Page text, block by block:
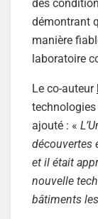
des
démontrant
manière
laboratoire
Le co-auteur
technologies
ajouté : «
découvertes
et il était
nouvelle
bâtiments